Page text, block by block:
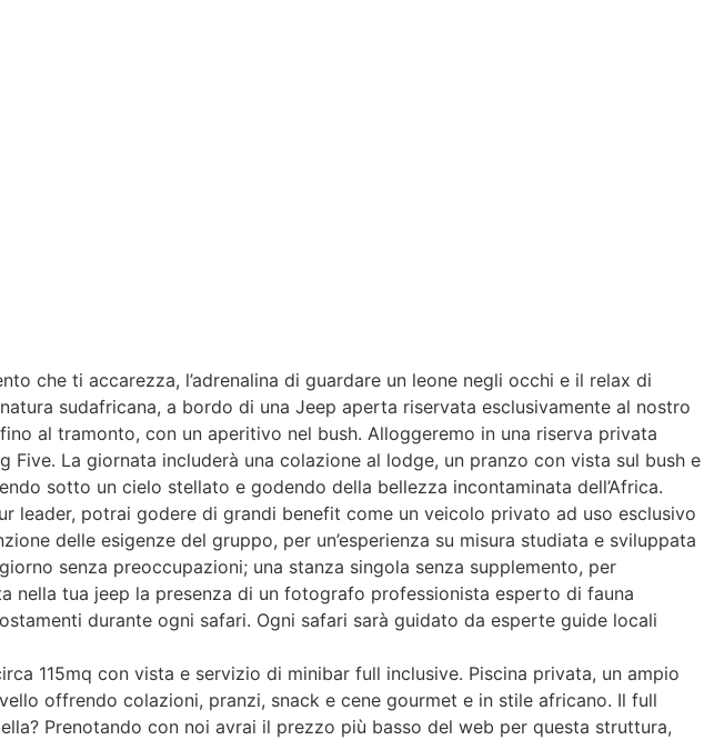
che ti accarezza, l’adrenalina di guardare un leone negli occhi e il relax di
sudafricana, a bordo di una Jeep aperta riservata esclusivamente al nostro
al tramonto, con un aperitivo nel bush. Alloggeremo in una riserva privata
La giornata includerà una colazione al lodge, un pranzo con vista sul bush e
sotto un cielo stellato e godendo della bellezza incontaminata dell’Africa.
leader, potrai godere di grandi benefit come un veicolo privato ad uso esclusivo
delle esigenze del gruppo, per un’esperienza su misura studiata e sviluppata
senza preoccupazioni; una stanza singola senza supplemento, per
nella tua jeep la presenza di un fotografo professionista esperto di fauna
durante ogni safari. Ogni safari sarà guidato da esperte guide locali
115mq con vista e servizio di minibar full inclusive. Piscina privata, un ampio
offrendo colazioni, pranzi, snack e cene gourmet e in stile africano. Il full
Prenotando con noi avrai il prezzo più basso del web per questa struttura,